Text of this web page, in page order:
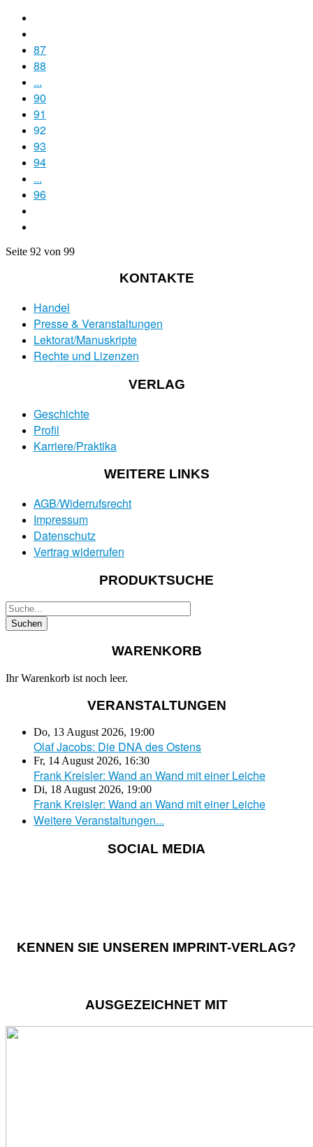
87
88
...
90
91
92
93
94
...
96
Seite 92 von 99
KONTAKTE
Handel
Presse & Veranstaltungen
Lektorat/Manuskripte
Rechte und Lizenzen
VERLAG
Geschichte
Profil
Karriere/Praktika
WEITERE LINKS
AGB/Widerrufsrecht
Impressum
Datenschutz
Vertrag widerrufen
PRODUKTSUCHE
WARENKORB
Ihr Warenkorb ist noch leer.
VERANSTALTUNGEN
Do, 13 August 2026, 19:00
Olaf Jacobs: Die DNA des Ostens
Fr, 14 August 2026, 16:30
Frank Kreisler: Wand an Wand mit einer Leiche
Di, 18 August 2026, 19:00
Frank Kreisler: Wand an Wand mit einer Leiche
Weitere Veranstaltungen...
SOCIAL MEDIA
KENNEN SIE UNSEREN IMPRINT-VERLAG?
AUSGEZEICHNET MIT